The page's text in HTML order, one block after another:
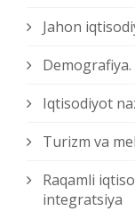
Jahon
Iqtisodiyot
Turizm va
Raqamli
integratsiya